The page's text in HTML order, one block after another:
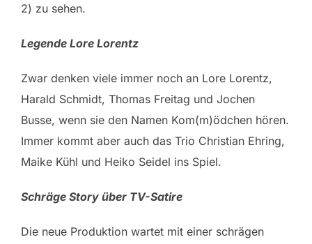
2) zu sehen.
Legende Lore Lorentz
Zwar denken viele immer noch an Lore Lorentz,
Harald Schmidt, Thomas Freitag und Jochen
Busse, wenn sie den Namen Kom(m)ödchen hören.
Immer kommt aber auch das Trio Christian Ehring,
Maike Kühl und Heiko Seidel ins Spiel.
Schräge Story über TV-Satire
Die neue Produktion wartet mit einer schrägen